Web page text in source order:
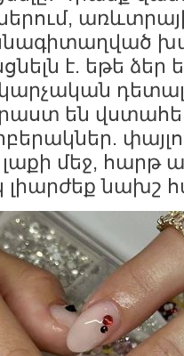
է. եթե ձեր
են
լաքի մեջ, հարթ
լիարժեք նախշ